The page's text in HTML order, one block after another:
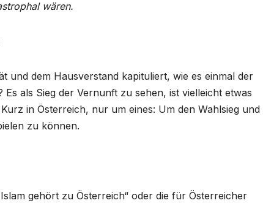
wären.
und dem Hausverstand kapituliert, wie es einmal der
als Sieg der Vernunft zu sehen, ist vielleicht etwas
in Österreich, nur um eines: Um den Wahlsieg und
zu können.
gehört zu Österreich“ oder die für Österreicher